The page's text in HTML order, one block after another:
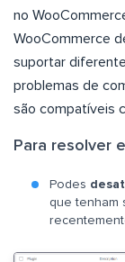
no
WooCommerce
suportar
problemas de
são compatíveis
Para resolver
Podes
que tenham